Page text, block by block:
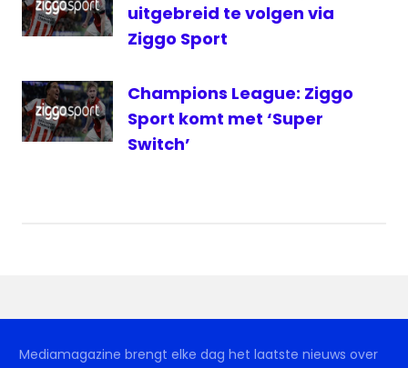
uitgebreid te volgen via
Ziggo Sport
Champions League: Ziggo
Sport komt met ‘Super
Switch’
Mediamagazine brengt elke dag het laatste nieuws over